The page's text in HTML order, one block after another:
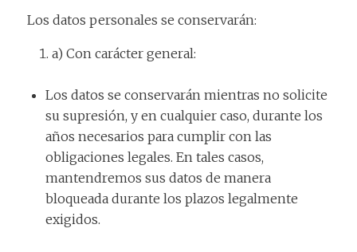
Los datos personales se conservarán:
a) Con carácter general:
Los datos se conservarán mientras no solicite
su supresión, y en cualquier caso, durante los
años necesarios para cumplir con las
obligaciones legales. En tales casos,
mantendremos sus datos de manera
bloqueada durante los plazos legalmente
exigidos.